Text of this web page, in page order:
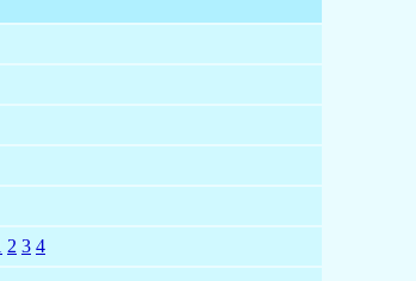
2 3 4